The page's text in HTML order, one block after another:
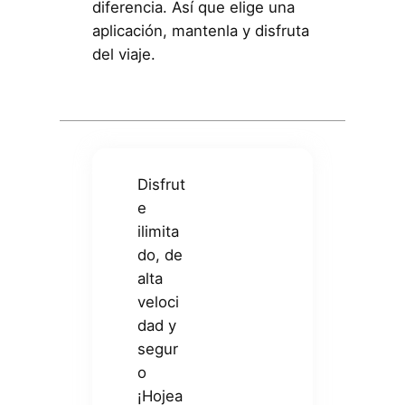
diferencia. Así que elige una
aplicación, mantenla y disfruta
del viaje.
Disfrut
e
ilimita
do, de
alta
veloci
dad y
segur
o
¡Hojea